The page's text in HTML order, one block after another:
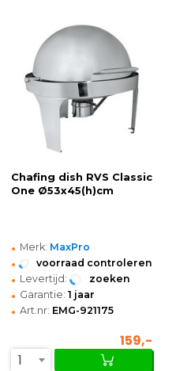
Chafing dish RVS Classic
One Ø53x45(h)cm
• Merk: MaxPro
• voorraad controleren
• Levertijd: zoeken
• Garantie: 1 jaar
• Art.nr: EMG-921175
159,-
1